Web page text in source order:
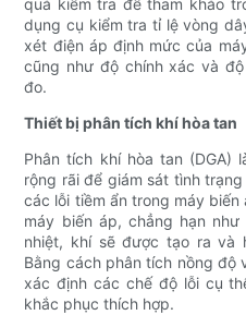
quả kiểm tra để tham khảo
dụng cụ kiểm tra tỉ lệ vòng
xét điện áp định mức của
cũng như độ chính xác và
đo.
Thiết bị phân tích khí hòa tan
Phân tích khí hòa tan
rộng rãi để giám sát tình
các lỗi tiềm ẩn trong máy
máy biến áp, chẳng hạn
nhiệt, khí sẽ được tạo ra và
Bằng cách phân tích nồng độ
xác định các chế độ lỗi cụ
khắc phục thích hợp.